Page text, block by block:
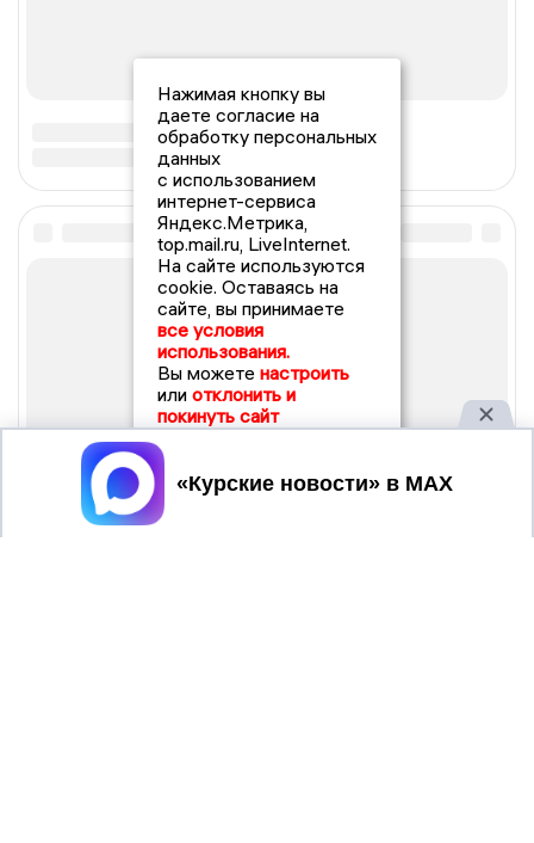
Нажимая кнопку вы
даете согласие на
обработку персональных
данных
с использованием
интернет-сервиса
Яндекс.Метрика,
top.mail.ru, LiveInternet.
На сайте используются
cookie. Оставаясь на
сайте, вы принимаете
все условия
использования.
Вы можете настроить
или отклонить и
покинуть сайт
Принять